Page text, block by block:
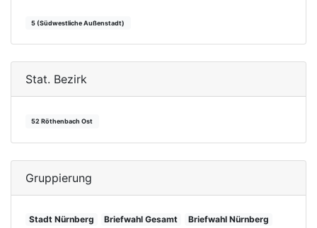
5 (Südwestliche Außenstadt)
Stat. Bezirk
52 Röthenbach Ost
Gruppierung
Stadt Nürnberg Briefwahl Gesamt Briefwahl Nürnberg